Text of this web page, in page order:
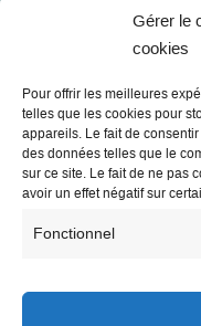
Gérer le
cookies
Pour offrir les meilleures
telles que les cookies pour
appareils. Le fait de
des données telles que le
sur ce site. Le fait de ne pas
avoir un effet négatif sur
Fonctionnel
Les Libres
56000 Vannes
— Nous